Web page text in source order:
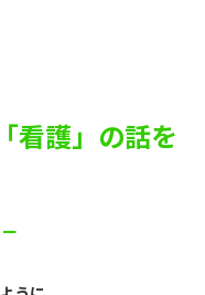
看護」の話を